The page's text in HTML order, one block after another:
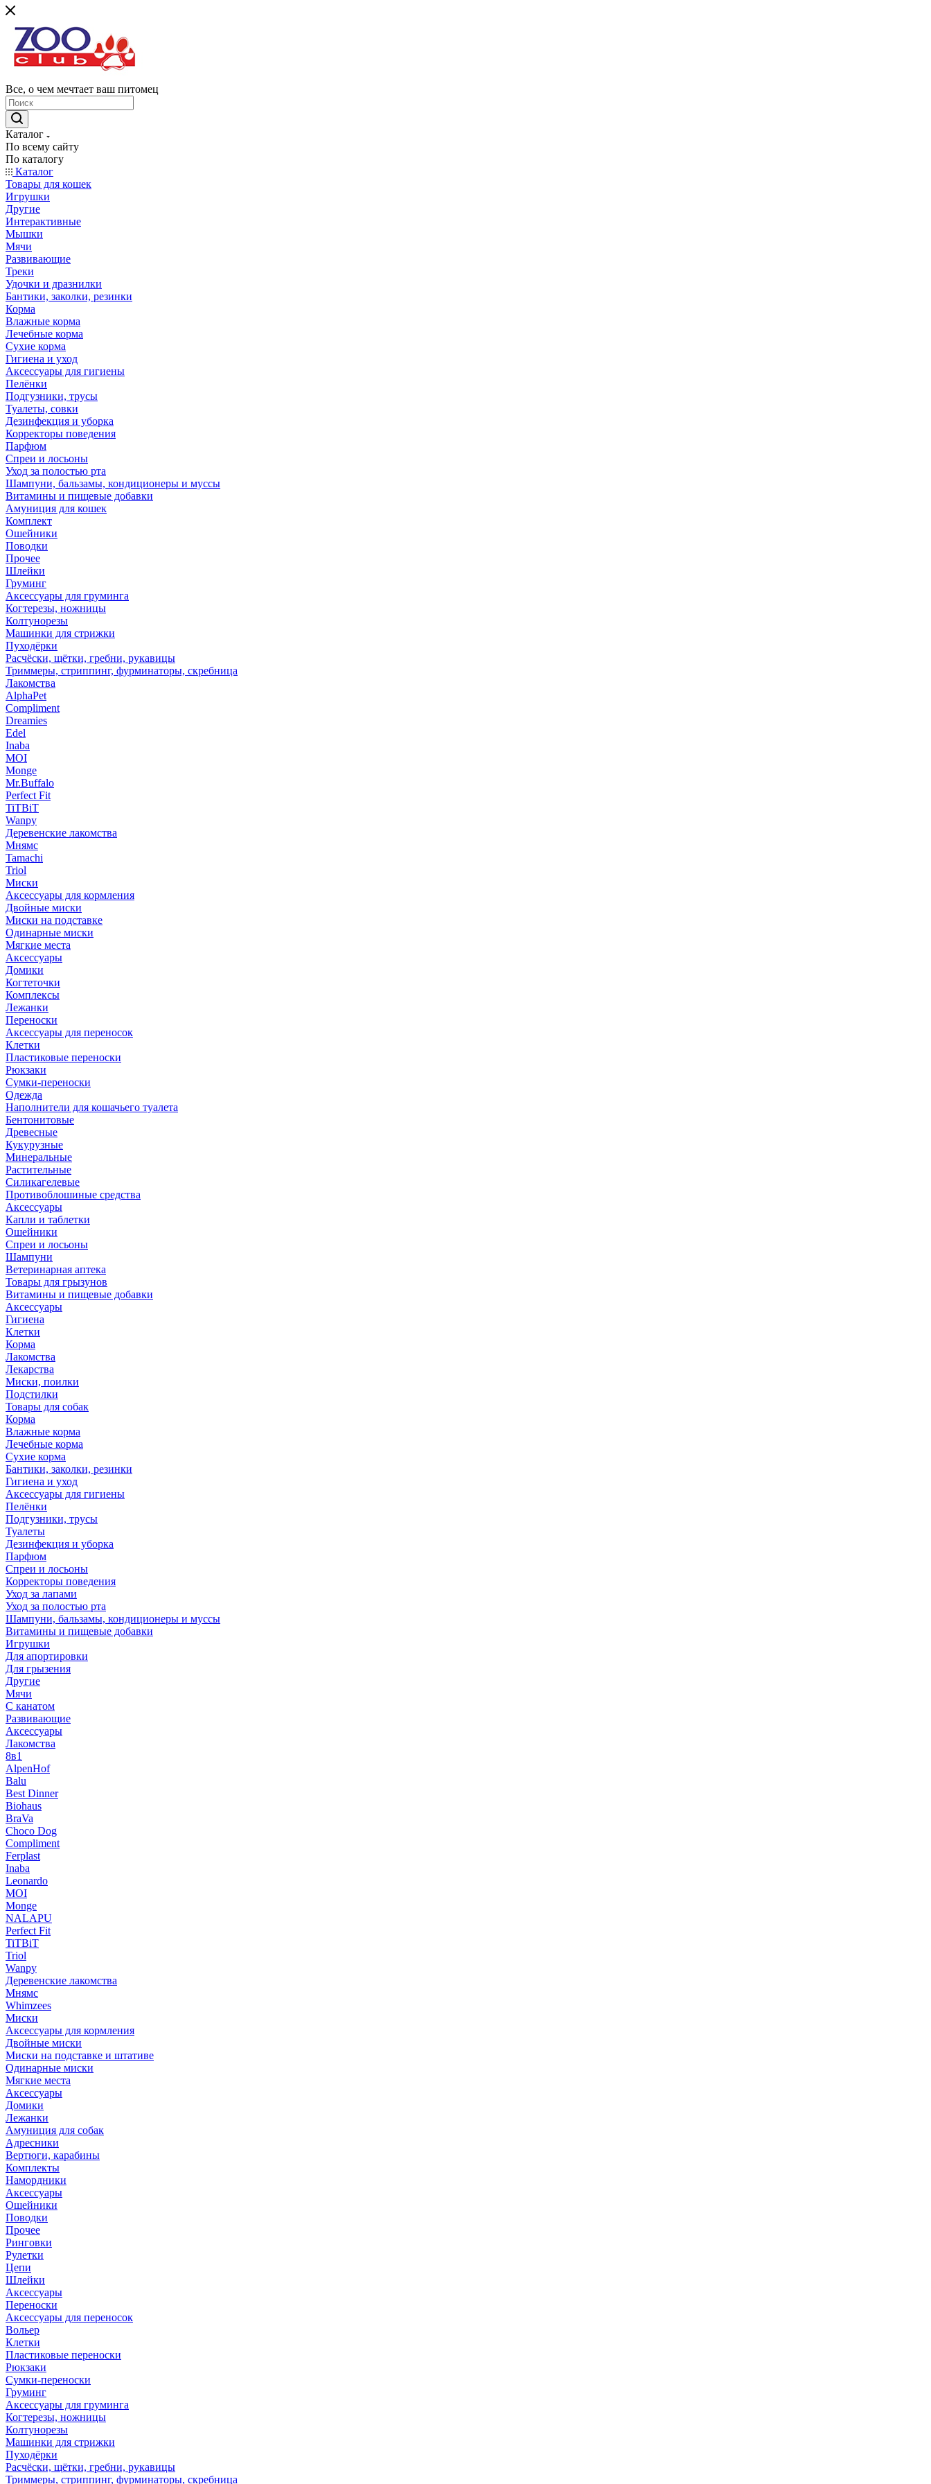
Все, о чем мечтает ваш питомец
Каталог
По всему сайту
По каталогу
Каталог
Товары для кошек
Игрушки
Другие
Интерактивные
Мышки
Мячи
Развивающие
Треки
Удочки и дразнилки
Бантики, заколки, резинки
Корма
Влажные корма
Лечебные корма
Сухие корма
Гигиена и уход
Аксессуары для гигиены
Пелёнки
Подгузники, трусы
Туалеты, совки
Дезинфекция и уборка
Корректоры поведения
Парфюм
Спреи и лосьоны
Уход за полостью рта
Шампуни, бальзамы, кондиционеры и муссы
Витамины и пищевые добавки
Амуниция для кошек
Комплект
Ошейники
Поводки
Прочее
Шлейки
Груминг
Аксессуары для груминга
Когтерезы, ножницы
Колтунорезы
Машинки для стрижки
Пуходёрки
Расчёски, щётки, гребни, рукавицы
Триммеры, стриппинг, фурминаторы, скребница
Лакомства
AlphaPet
Compliment
Dreamies
Edel
Inaba
MOI
Monge
Mr.Buffalo
Perfect Fit
TiTBiT
Wanpy
Деревенские лакомства
Мнямс
Tamachi
Triol
Миски
Аксессуары для кормления
Двойные миски
Миски на подставке
Одинарные миски
Мягкие места
Аксессуары
Домики
Когтеточки
Комплексы
Лежанки
Переноски
Аксессуары для переносок
Клетки
Пластиковые переноски
Рюкзаки
Сумки-переноски
Одежда
Наполнители для кошачьего туалета
Бентонитовые
Древесные
Кукурузные
Минеральные
Растительные
Силикагелевые
Противоблошиные средства
Аксессуары
Капли и таблетки
Ошейники
Спреи и лосьоны
Шампуни
Ветеринарная аптека
Товары для грызунов
Витамины и пищевые добавки
Аксессуары
Гигиена
Клетки
Корма
Лакомства
Лекарства
Миски, поилки
Подстилки
Товары для собак
Корма
Влажные корма
Лечебные корма
Сухие корма
Бантики, заколки, резинки
Гигиена и уход
Аксессуары для гигиены
Пелёнки
Подгузники, трусы
Туалеты
Дезинфекция и уборка
Парфюм
Спреи и лосьоны
Корректоры поведения
Уход за лапами
Уход за полостью рта
Шампуни, бальзамы, кондиционеры и муссы
Витамины и пищевые добавки
Игрушки
Для апортировки
Для грызения
Другие
Мячи
С канатом
Развивающие
Аксессуары
Лакомства
8в1
AlpenHof
Balu
Best Dinner
Biohaus
BraVa
Choco Dog
Compliment
Ferplast
Inaba
Leonardo
MOI
Monge
NALAPU
Perfect Fit
TiTBiT
Triol
Wanpy
Деревенские лакомства
Мнямс
Whimzees
Миски
Аксессуары для кормления
Двойные миски
Миски на подставке и штативе
Одинарные миски
Мягкие места
Аксессуары
Домики
Лежанки
Амуниция для собак
Адресники
Вертюги, карабины
Комплекты
Намордники
Аксессуары
Ошейники
Поводки
Прочее
Ринговки
Рулетки
Цепи
Шлейки
Аксессуары
Переноски
Аксессуары для переносок
Вольер
Клетки
Пластиковые переноски
Рюкзаки
Сумки-переноски
Груминг
Аксессуары для груминга
Когтерезы, ножницы
Колтунорезы
Машинки для стрижки
Пуходёрки
Расчёски, щётки, гребни, рукавицы
Триммеры, стриппинг, фурминаторы, скребница